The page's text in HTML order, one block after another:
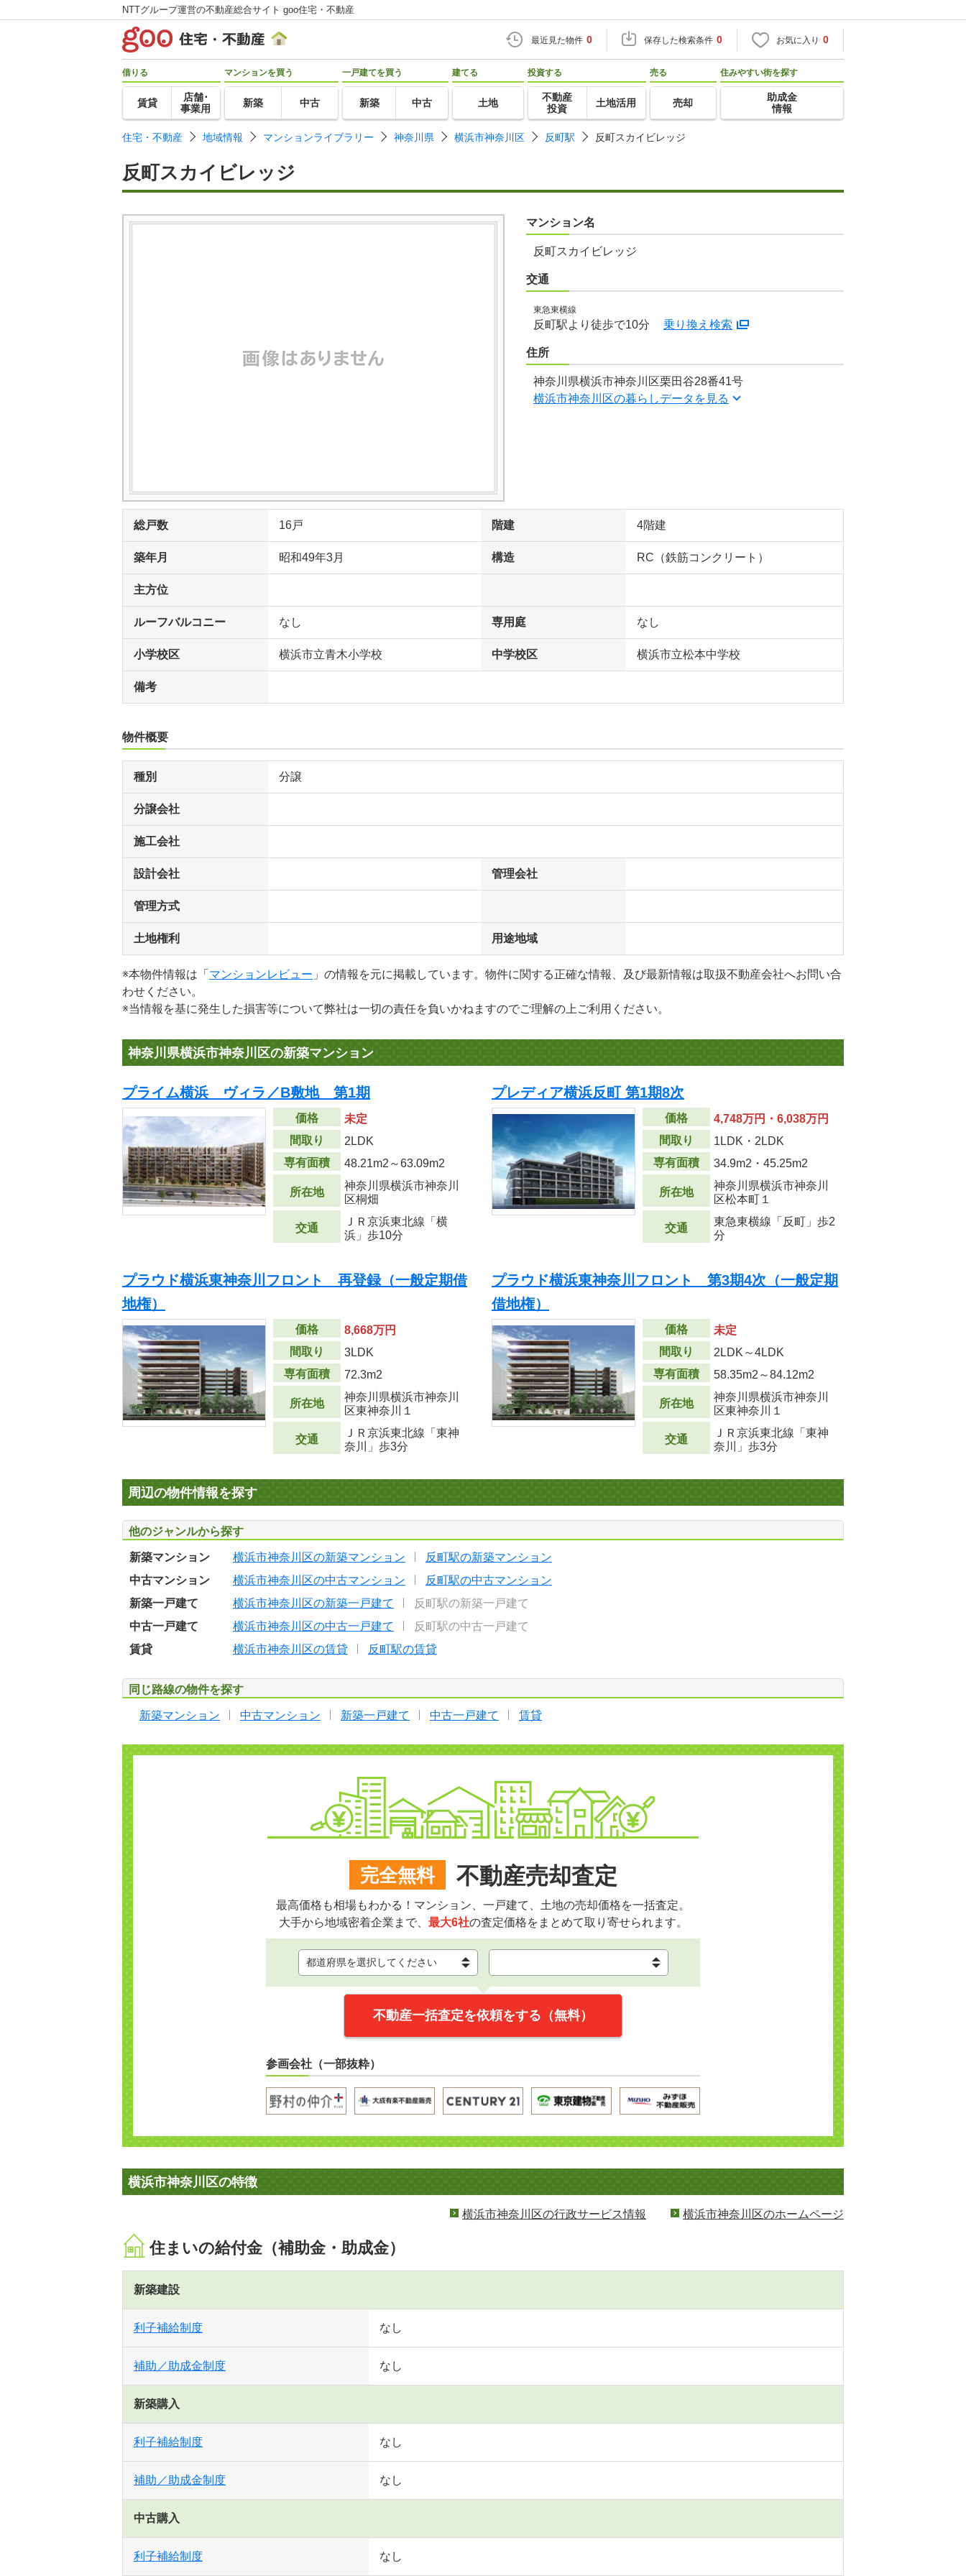
NTTグループ運営の不動産総合サイト goo住宅・不動産
最近見た物件 0 保存した検索条件 0 お気に入り 0
借りる
賃貸
店舗･
事業用
マンションを買う
新築 中古
一戸建てを買う
新築 中古
建てる
土地
投資する
不動産
投資
土地活用
売る
売却
住みやすい街を探す
助成金
情報
住宅・不動産 地域情報 マンションライブラリー 神奈川県 横浜市神奈川区 反町駅 反町スカイビレッジ
反町スカイビレッジ
マンション名
反町スカイビレッジ
交通
東急東横線
反町駅より徒歩で10分 乗り換え検索
住所
神奈川県横浜市神奈川区栗田谷28番41号
横浜市神奈川区の暮らしデータを見る
総戸数 16戸 階建 4階建
築年月 昭和49年3月 構造 RC（鉄筋コンクリート）
主方位
ルーフバルコニー なし 専用庭 なし
小学校区 横浜市立青木小学校 中学校区 横浜市立松本中学校
備考
物件概要
種別 分譲
分譲会社
施工会社
設計会社 管理会社
管理方式
土地権利 用途地域
※本物件情報は「 マンションレビュー 」の情報を元に掲載しています。物件に関する正確な情報、及び最新情報は取扱不動産会社へお問い合
わせください。
※当情報を基に発生した損害等について弊社は一切の責任を負いかねますのでご理解の上ご利用ください。
神奈川県横浜市神奈川区の新築マンション
プライム横浜 ヴィラ／B敷地 第1期
価格
未定
間取り
2LDK
専有面積
48.21m2 ～63.09m2
所在地
神奈川県横浜市神奈川
区桐畑
交通
ＪＲ京浜東北線「横
浜」歩10分
プレディア横浜反町 第1期8次
価格
4,748万円・6,038万円
間取り
1LDK・2LDK
専有面積
34.9m2 ・45.25m2
所在地
神奈川県横浜市神奈川
区松本町１
交通
東急東横線「反町」歩2
分
プラウド横浜東神奈川フロント 再登録（一般定期借
地権）
価格
8,668万円
間取り
3LDK
専有面積
72.3m2
所在地
神奈川県横浜市神奈川
区東神奈川１
交通
ＪＲ京浜東北線「東神
奈川」歩3分
プラウド横浜東神奈川フロント 第3期4次（一般定期
借地権）
価格
未定
間取り
2LDK～4LDK
専有面積
58.35m2 ～84.12m2
所在地
神奈川県横浜市神奈川
区東神奈川１
交通
ＪＲ京浜東北線「東神
奈川」歩3分
周辺の物件情報を探す
他のジャンルから探す
新築マンション 横浜市神奈川区の新築マンション
反町駅の新築マンション
中古マンション
横浜市神奈川区の中古マンション
反町駅の中古マンション
新築一戸建て
横浜市神奈川区の新築一戸建て
反町駅の新築一戸建て
中古一戸建て
横浜市神奈川区の中古一戸建て
反町駅の中古一戸建て
賃貸
横浜市神奈川区の賃貸 反町駅の賃貸
同じ路線の物件を探す
新築マンション 中古マンション 新築一戸建て 中古一戸建て 賃貸
完全無料 不動産売却査定
最高価格も相場もわかる！マンション、一戸建て、土地の売却価格を一括査定。
大手から地域密着企業まで、 最大6社の査定価格をまとめて取り寄せられます。
不動産一括査定を依頼をする（無料）
参画会社（一部抜粋）
横浜市神奈川区の特徴
横浜市神奈川区の行政サービス情報 横浜市神奈川区のホームページ
住まいの給付金（補助金・助成金）
新築建設
利子補給制度 なし
補助／助成金制度 なし
新築購入
利子補給制度 なし
補助／助成金制度 なし
中古購入
利子補給制度 なし